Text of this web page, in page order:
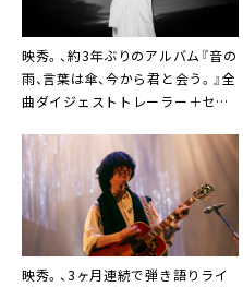
映秀。、約3年ぶりのアルバム『音の
雨、言葉は傘、今から君と会う。』全
曲ダイジェストトレーラー＋セル
映秀。、3ヶ月連続で弾き語りライ